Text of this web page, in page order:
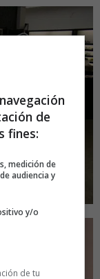
de
fines:
medición de
audiencia y
y/o
de tu